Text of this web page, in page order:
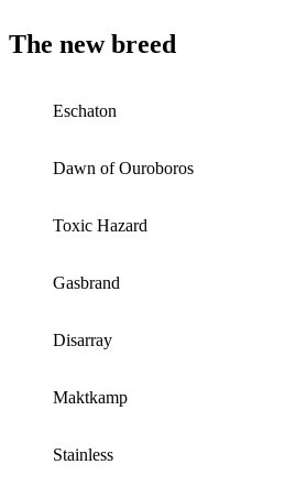
The new breed
Eschaton
Dawn of Ouroboros
Toxic Hazard
Gasbrand
Disarray
Maktkamp
Stainless